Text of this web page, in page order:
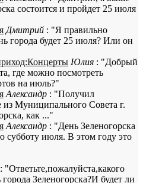
состоится и пройдет 25 июля
Дмитрий : "Я правильно
города будет 25 июля? Или он
Юлия : "Добрый
где можно посмотреть
на июль?"
Александр : "Получил
Муниципального Совета г.
как ..."
Александр : "День Зеленогорска
субботу июля. В этом году это
: "Ответьте,пожалуйста,какого
Зеленогорска?И будет ли